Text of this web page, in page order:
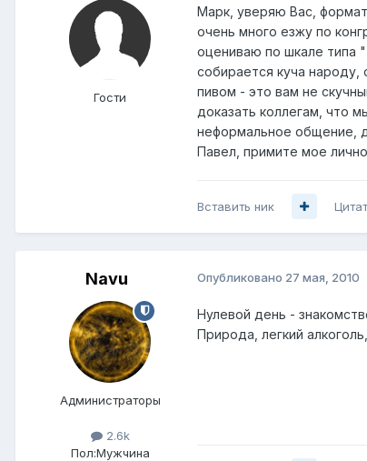
Гости
Марк, уверяю Вас,
очень много езжу по
оцениваю по шкале типа
собирается куча
пивом - это вам не
доказать коллегам, что
неформальное общение,
Павел, примите мое
Вставить ник
Navu
Администраторы
2.6k
Пол:Мужчина
Опубликовано 27 мая, 2010
Нулевой день -
Природа, легкий